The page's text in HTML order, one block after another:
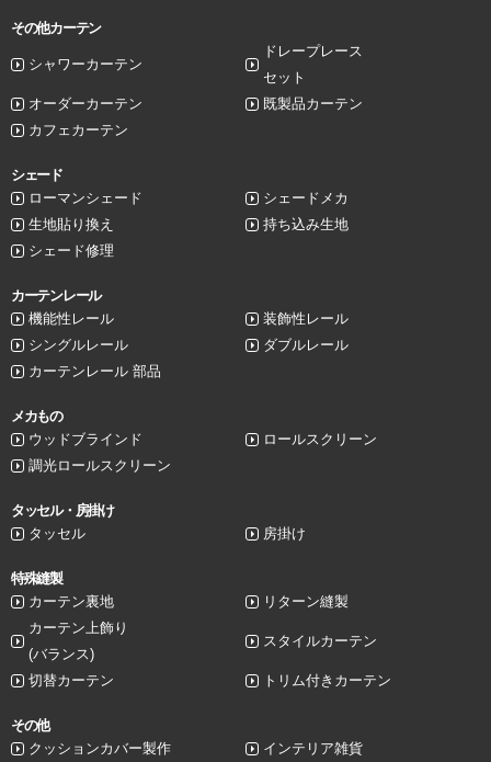
その他カーテン
シャワーカーテン
ドレープレース
セット
オーダーカーテン
既製品カーテン
カフェカーテン
シェード
ローマンシェード
シェードメカ
生地貼り換え
持ち込み生地
シェード修理
カーテンレール
機能性レール
装飾性レール
シングルレール
ダブルレール
カーテンレール 部品
メカもの
ウッドブラインド
ロールスクリーン
調光ロールスクリーン
タッセル・房掛け
タッセル
房掛け
特殊縫製
カーテン裏地
リターン縫製
カーテン上飾り
(バランス)
スタイルカーテン
切替カーテン トリム付きカーテン
その他
クッションカバー製作
インテリア雑貨